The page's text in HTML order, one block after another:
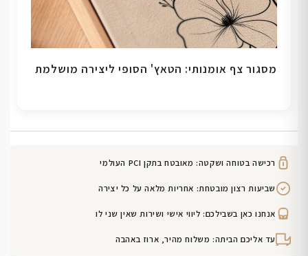
מסגור צף אומנותי: הטאץ' הסופי ליצירה מושלמת
רכישה בטוחה ושקטה: מאובטח בתקן PCI העולמי
שביעות רצון מובטחת: אחריות מלאה על כל יצירה
אנחנו כאן בשבילכם: ליווי אישי ושירות שאין שני לו
עד אליכם הביתה: משלוח מהיר, ארוז באהבה